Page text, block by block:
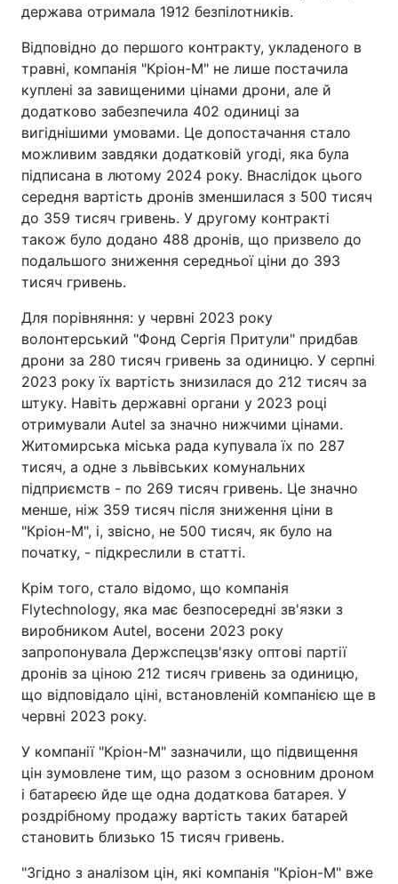
держава отримала 1912 безпілотників.
Відповідно до першого контракту, укладеного в
травні, компанія "Кріон-М" не лише постачила
куплені за завищеними цінами дрони, але й
додатково забезпечила 402 одиниці за
вигіднішими умовами. Це допостачання стало
можливим завдяки додатковій угоді, яка була
підписана в лютому 2024 року. Внаслідок цього
середня вартість дронів зменшилася з 500 тисяч
до 359 тисяч гривень. У другому контракті
також було додано 488 дронів, що призвело до
подальшого зниження середньої ціни до 393
тисяч гривень.
Для порівняння: у червні 2023 року
волонтерський "Фонд Сергія Притули" придбав
дрони за 280 тисяч гривень за одиницю. У серпні
2023 року їх вартість знизилася до 212 тисяч за
штуку. Навіть державні органи у 2023 році
отримували Autel за значно нижчими цінами.
Житомирська міська рада купувала їх по 287
тисяч, а одне з львівських комунальних
підприємств - по 269 тисяч гривень. Це значно
менше, ніж 359 тисяч після зниження ціни в
"Кріон-М", і, звісно, не 500 тисяч, як було на
початку, - підкреслили в статті.
Крім того, стало відомо, що компанія
Flytechnology, яка має безпосередні зв'язки з
виробником Autel, восени 2023 року
запропонувала Держспецзв'язку оптові партії
дронів за ціною 212 тисяч гривень за одиницю,
що відповідало ціні, встановленій компанією ще в
червні 2023 року.
У компанії "Кріон-М" зазначили, що підвищення
цін зумовлене тим, що разом з основним дроном
і батареєю йде ще одна додаткова батарея. У
роздрібному продажу вартість таких батарей
становить близько 15 тисяч гривень.
"Згідно з аналізом цін, які компанія "Кріон-М" вже